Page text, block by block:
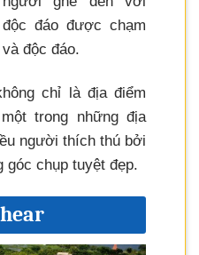
đáo được chạm
độc đáo.
chỉ là địa điểm
trong những địa
người thích thú bởi
chụp tuyệt đẹp.